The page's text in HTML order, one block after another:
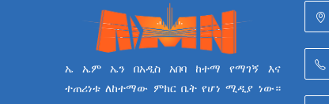
ኤ ኤም ኤን በአዲስ አበባ ከተማ የማገኝ እና
ተጠሪነቱ ለከተማው ምክር ቤት የሆነ ሚዲያ ነው።